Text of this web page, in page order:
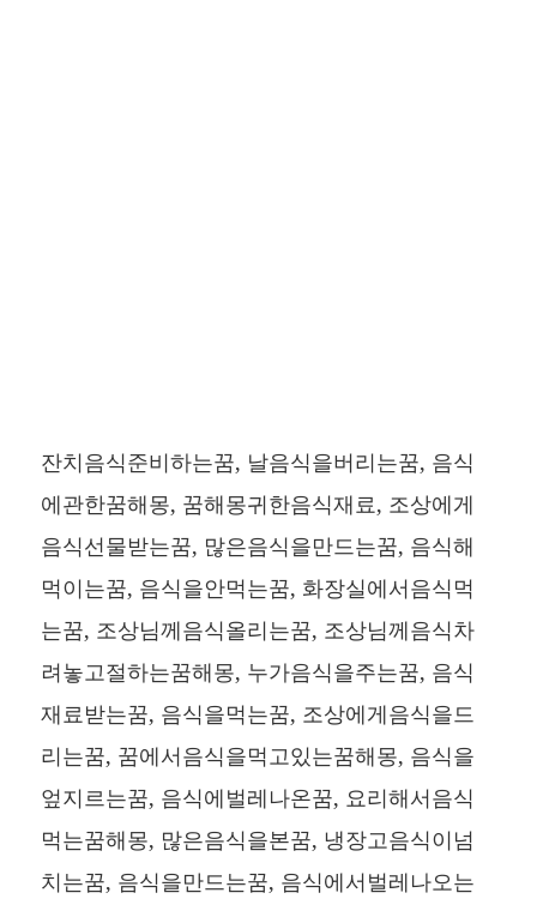
잔치음식준비하는꿈, 날음식을버리는꿈, 음식
에관한꿈해몽, 꿈해몽귀한음식재료, 조상에게
음식선물받는꿈, 많은음식을만드는꿈, 음식해
먹이는꿈, 음식을안먹는꿈, 화장실에서음식먹
는꿈, 조상님께음식올리는꿈, 조상님께음식차
려놓고절하는꿈해몽, 누가음식을주는꿈, 음식
재료받는꿈, 음식을먹는꿈, 조상에게음식을드
리는꿈, 꿈에서음식을먹고있는꿈해몽, 음식을
엎지르는꿈, 음식에벌레나온꿈, 요리해서음식
먹는꿈해몽, 많은음식을본꿈, 냉장고음식이넘
치는꿈, 음식을만드는꿈, 음식에서벌레나오는